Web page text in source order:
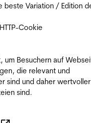
beste Variation / Edition
Cookie
Besuchern auf
die relevant und
sind und daher
sind.